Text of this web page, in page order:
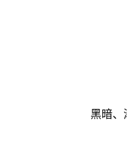
黑暗、